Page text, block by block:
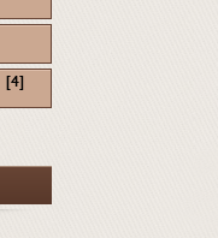
[4]